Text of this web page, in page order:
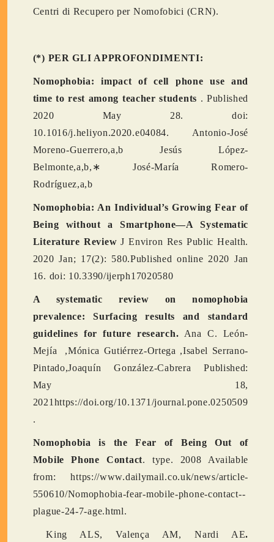
Centri di Recupero per Nomofobici (CRN).
(*) PER GLI APPROFONDIMENTI:
Nomophobia: impact of cell phone use and
time to rest among teacher students . Published
2020 May 28. doi:
10.1016/j.heliyon.2020.e04084. Antonio-José
Moreno-Guerrero,a,b Jesús López-
Belmonte,a,b, ∗
José-María Romero-
Rodríguez,a,b
Nomophobia: An Individual’s Growing Fear of
Being without a Smartphone—A Systematic
Literature ReviewJ Environ Res Public Health.
2020 Jan; 17(2): 580.Published online 2020 Jan
16. doi: 10.3390/ijerph17020580
A systematic review on nomophobia
prevalence: Surfacing results and standard
guidelines for future research. Ana C. León-
Mejía ,Mónica Gutiérrez-Ortega ,Isabel Serrano-
Pintado,Joaquín González-Cabrera Published:
May 18,
2021https://doi.org/10.1371/journal.pone.0250509
.
Nomophobia is the Fear of Being Out of
Mobile Phone Contact. type. 2008 Available
from: https://www.dailymail.co.uk/news/article-
550610/Nomophobia-fear-mobile-phone-contact--
plague-24-7-age.html.
King ALS, Valença AM, Nardi AE.